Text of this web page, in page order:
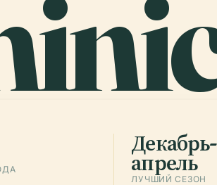
Декабрь-
апрель
ЛУЧШИЙ СЕЗОН